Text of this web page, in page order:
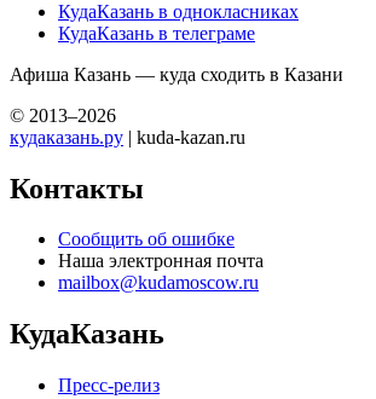
КудаКазань в однокласниках
КудаКазань в телеграме
Афиша Казань — куда сходить в Казани
© 2013–2026
кудаказань.ру | kuda-kazan.ru
Контакты
Сообщить об ошибке
Наша электронная почта
mailbox@kudamoscow.ru
КудаКазань
Пресс-релиз